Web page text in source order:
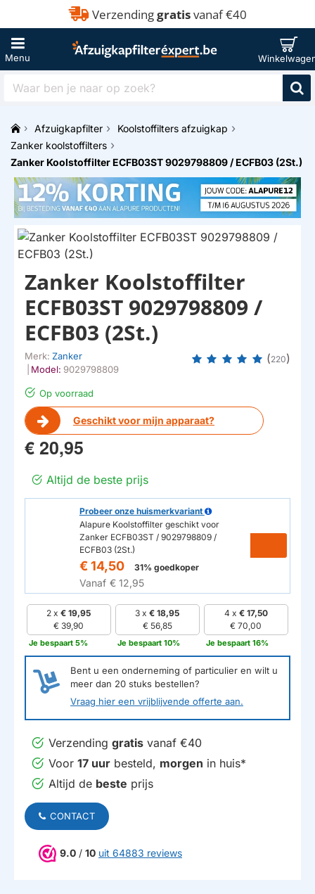
Verzendinggratisvanaf €40
Waar
naar
op
zoek?
h
m
e
Afzuigkapfilter
Koolstoffilters afzuigkap
Zanker koolstoffilters
Zanker Koolstoffilter ECFB03ST 9029798809 / ECFB03 (2St.)
Op voorraad
Geschikt voor mijn apparaat?
Zanker Koolstoffilter
ECFB03ST 9029798809 /
ECFB03 (2St.)
Merk: Zanker
Model: 9029798809
(220)
€ 20,95
Altijd de beste prijs
Probeer onze huismerkvariant
Alapure Koolstoffilter geschikt voor
Zanker ECFB03ST / 9029798809 /
ECFB03 (2St.)
€ 14,50 31% goedkoper
Vanaf € 12,95
2 x€ 19,95
€ 39,90
Je bespaart 5%
3 x€ 18,95
€ 56,85
Je bespaart 10%
4 x € 17,50
€ 70,00
Je bespaart 16%
Bent u een onderneming of particulier en wilt u
meer dan 20 stuks bestellen?
Vraag hier een vrijblijvende offerte aan.
Verzending gratis vanaf €40
Voor 17 uur besteld, morgen in huis*
Altijd de beste prijs
CONTACT
9.0 / 10 uit 64883 reviews